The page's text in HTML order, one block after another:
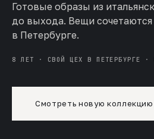
Готовые образы из
до выхода. Вещи
в Петербурге.
8 ЛЕТ · СВОЙ ЦЕХ В ПЕТЕРБУРГЕ ·
Смотреть новую коллекцию